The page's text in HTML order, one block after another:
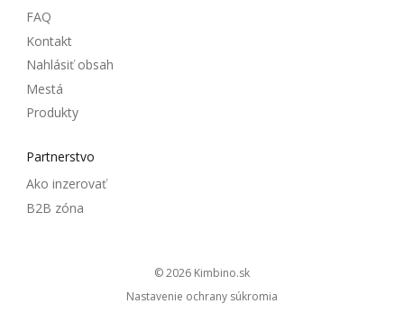
FAQ
Kontakt
Nahlásiť obsah
Mestá
Produkty
Partnerstvo
Ako inzerovať
B2B zóna
© 2026
kimbino.sk
Nastavenie ochrany súkromia